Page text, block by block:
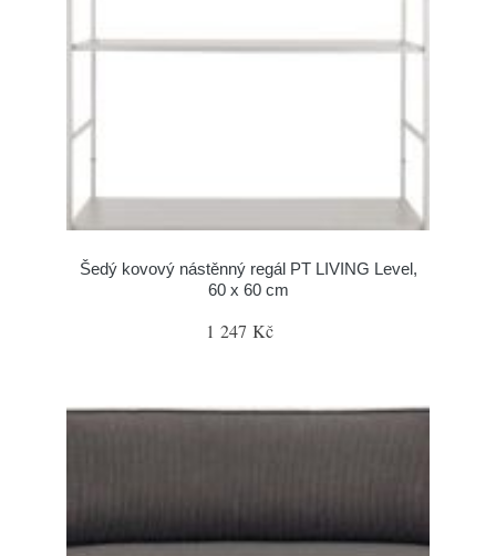
Šedý kovový nástěnný regál PT LIVING Level,
60 x 60 cm
1 247 Kč